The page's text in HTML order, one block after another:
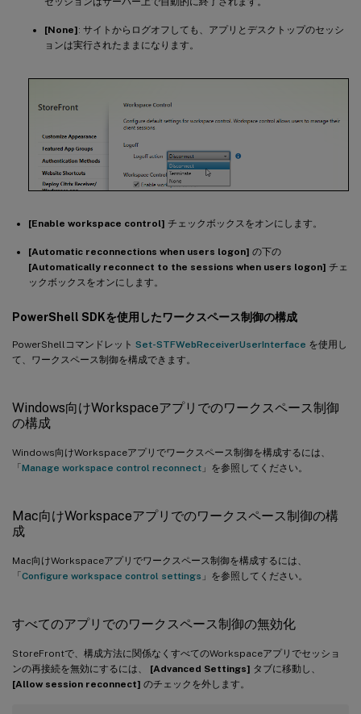
[None]: サイトからログオフしても、アプリとデスクトップのセッシ
ョンは実行されたままになります。
[Enable workspace control] チェックボックスをオンにします。
[Automatic reconnections when users logon] の下の
[Automatically reconnect to the sessions when users logon] チェ
ックボックスをオンにします。
PowerShell SDKを使用したワークスペース制御の構成
PowerShellコマンドレット Set-STFWebReceiverUserInterface を使用し
て、ワークスペース制御を構成できます。
Windows向けWorkspaceアプリでのワークスペース制御
の構成
Windows向けWorkspaceアプリでワークスペース制御を構成するには、
「 Manage workspace control reconnect 」を参照してください。
Mac向けWorkspaceアプリでのワークスペース制御の構
成
Mac向けWorkspaceアプリでワークスペース制御を構成するには、
「 Configure workspace control settings 」を参照してください。
すべてのアプリでのワークスペース制御の無効化
StoreFrontで、構成方法に関係なくすべてのWorkspaceアプリでセッショ
ンの再接続を無効にするには、 [Advanced Settings] タブに移動し、
[Allow session reconnect] のチェックを外します。